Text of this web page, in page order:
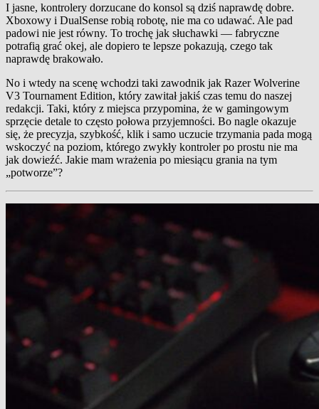
I jasne, kontrolery dorzucane do konsol są dziś naprawdę dobre.
Xboxowy i DualSense robią robotę, nie ma co udawać. Ale pad
padowi nie jest równy. To trochę jak słuchawki — fabryczne
potrafią grać okej, ale dopiero te lepsze pokazują, czego tak
naprawdę brakowało.
No i wtedy na scenę wchodzi taki zawodnik jak Razer Wolverine
V3 Tournament Edition, który zawitał jakiś czas temu do naszej
redakcji. Taki, który z miejsca przypomina, że w gamingowym
sprzęcie detale to często połowa przyjemności. Bo nagle okazuje
się, że precyzja, szybkość, klik i samo uczucie trzymania pada mogą
wskoczyć na poziom, którego zwykły kontroler po prostu nie ma
jak dowieźć. Jakie mam wrażenia po miesiącu grania na tym
„potworze”?